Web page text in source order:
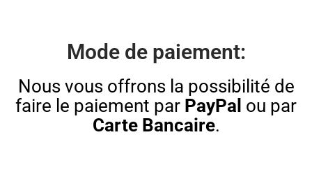
Mode de paiement:
Nous vous offrons la possibilité de
faire le paiement par PayPal ou par
Carte Bancaire.